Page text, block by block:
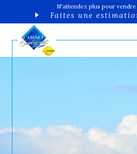
N'attendez plus pour
Faites une